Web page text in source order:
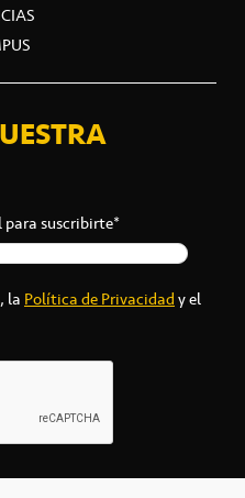
suscribirte*
, laPolítica de Privacidady el